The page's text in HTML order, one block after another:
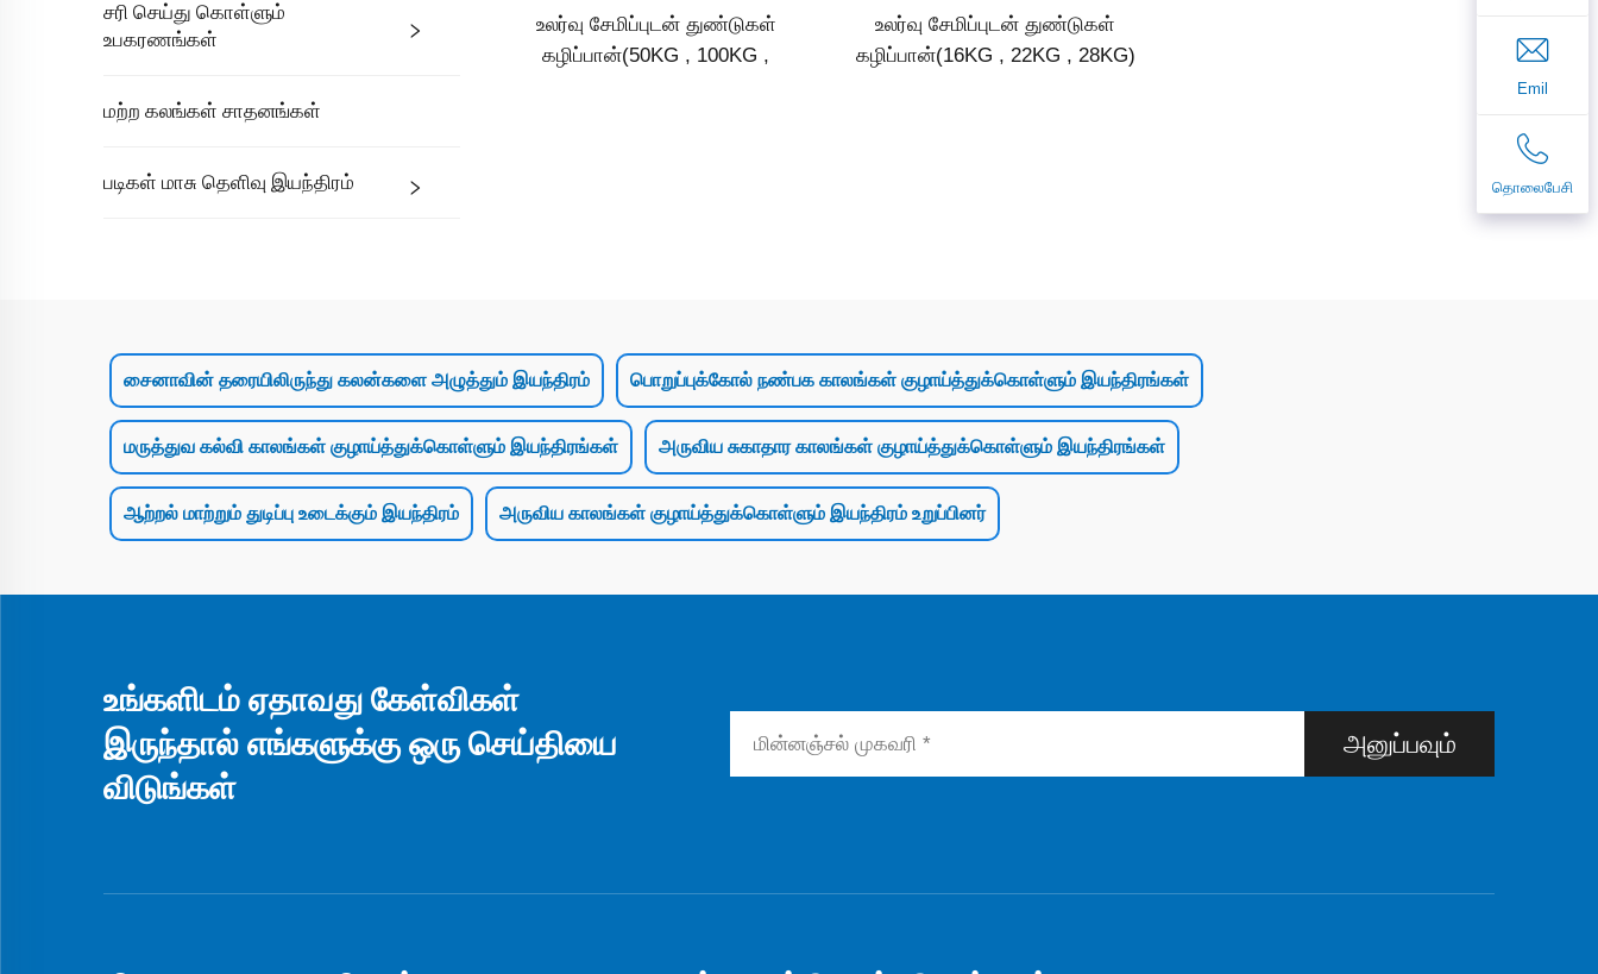
சரி செய்து கொள்ளும்
உபகரணங்கள்
மற்ற கலங்கள் சாதனங்கள்
படிகள் மாசு தெளிவு இயந்திரம்
உலர்வு சேமிப்புடன் துண்டுகள்
கழிப்பான்(50KG , 100KG ,
உலர்வு சேமிப்புடன் துண்டுகள்
கழிப்பான்(16KG , 22KG , 28KG)
Emil
தொலைபேசி
சைனாவின் தரையிலிருந்து கலன்களை அழுத்தும் இயந்திரம் பொறுப்புக்கோல் நண்பக காலங்கள் குழாய்த்துக்கொள்ளும் இயந்திரங்கள்
மருத்துவ கல்வி காலங்கள் குழாய்த்துக்கொள்ளும் இயந்திரங்கள் அருவிய சுகாதார காலங்கள் குழாய்த்துக்கொள்ளும் இயந்திரங்கள்
ஆற்றல் மாற்றும் துடிப்பு உடைக்கும் இயந்திரம் அருவிய காலங்கள் குழாய்த்துக்கொள்ளும் இயந்திரம் உறுப்பினர்
உங்களிடம் ஏதாவது கேள்விகள்
இருந்தால் எங்களுக்கு ஒரு செய்தியை
விடுங்கள்
அனுப்பவும்